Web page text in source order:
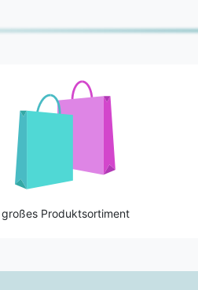
großes Produktsortiment